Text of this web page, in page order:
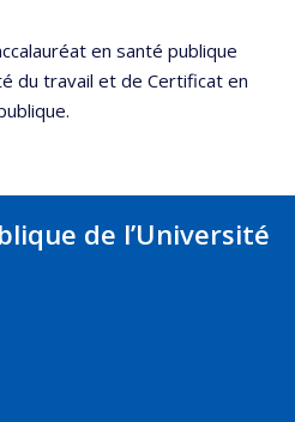
en santé publique
du travail et de Certificat en
de l’Université